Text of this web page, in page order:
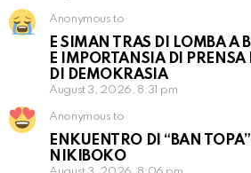
Anonymous to
E SIMAN TRAS DI LOMBA A
E IMPORTANSIA DI
DI DEMOKRASIA
August 3, 2026, 8:31 pm
Anonymous to
ENKUENTRO DI “BAN
NIKIBOKO